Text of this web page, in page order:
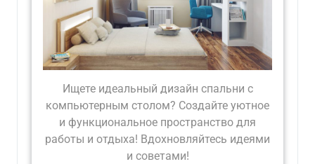
Ищете идеальный дизайн спальни с
компьютерным столом? Создайте уютное
и функциональное пространство для
работы и отдыха! Вдохновляйтесь идеями
и советами!